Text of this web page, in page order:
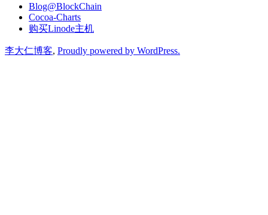
Blog@BlockChain
Cocoa-Charts
购买Linode主机
李大仁博客, Proudly powered by WordPress.